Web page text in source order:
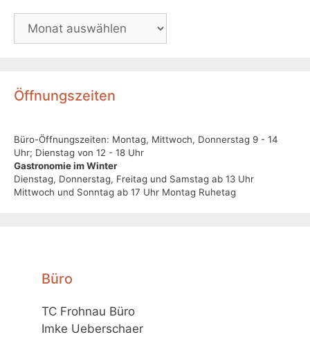
Öffnungszeiten
Büro-Öffnungszeiten: Montag, Mittwoch, Donnerstag 9 - 14
Uhr; Dienstag von 12 - 18 Uhr
Gastronomie im Winter
Dienstag, Donnerstag, Freitag und Samstag ab 13 Uhr
Mittwoch und Sonntag ab 17 Uhr Montag Ruhetag
Büro
TC Frohnau Büro
Imke Ueberschaer